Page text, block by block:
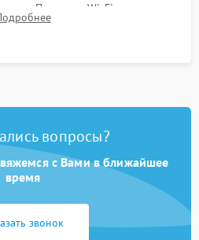
Проверка Wi-Fi, камеры,
перед выдачей устройства.
вопросы?
с Вами в ближайшее
время
звонок